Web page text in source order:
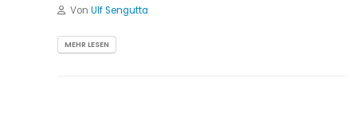
Von Ulf Sengutta
MEHR LESEN